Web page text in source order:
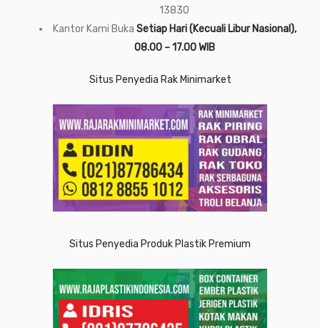
13830
Kantor Kami Buka Setiap Hari (Kecuali Libur Nasional),
08.00 – 17.00 WIB
Situs Penyedia Rak Minimarket
Situs Penyedia Produk Plastik Premium